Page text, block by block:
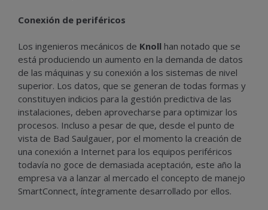
Conexión de periféricos
Los ingenieros mecánicos de Knoll han notado que se
está produciendo un aumento en la demanda de datos
de las máquinas y su conexión a los sistemas de nivel
superior. Los datos, que se generan de todas formas y
constituyen indicios para la gestión predictiva de las
instalaciones, deben aprovecharse para optimizar los
procesos. Incluso a pesar de que, desde el punto de
vista de Bad Saulgauer, por el momento la creación de
una conexión a Internet para los equipos periféricos
todavía no goce de demasiada aceptación, este año la
empresa va a lanzar al mercado el concepto de manejo
SmartConnect, íntegramente desarrollado por ellos.